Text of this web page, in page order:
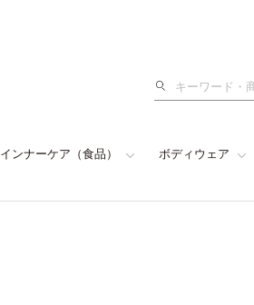
検
インナーケア（食品） ボディウェア